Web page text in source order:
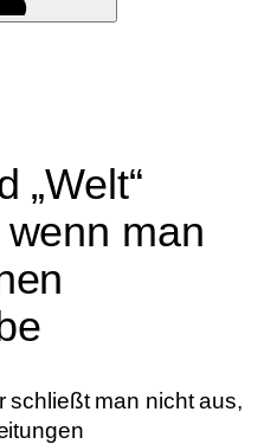
„Welt“
man
schließt man nicht aus,